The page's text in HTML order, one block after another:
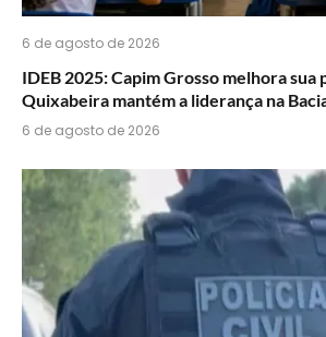
6 de agosto de 2026
IDEB 2025: Capim Grosso melhora sua
Quixabeira mantém a liderança na
6 de agosto de 2026